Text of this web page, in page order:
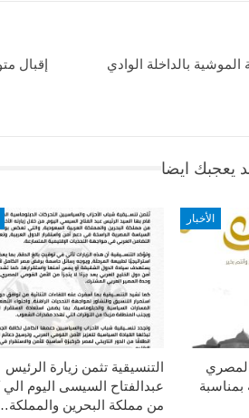
إقبال
بالداخلة الوادي
يعجبك ايضا
التنسيقية تثمن زيارة الرئيس
عبدالفتاح السيسى اليوم
من مملكة البحرين
الأخبار
بمناسبة